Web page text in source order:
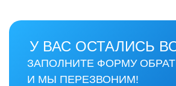
У ВАС ОСТАЛИСЬ
ЗАПОЛНИТЕ ФОРМУ
И МЫ ПЕРЕЗВОНИМ!